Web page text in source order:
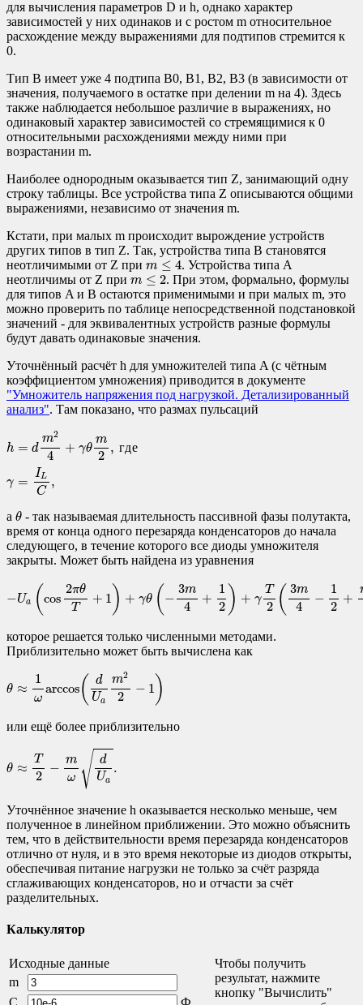
для вычисления параметров D и h, однако характер
зависимостей у них одинаков и с ростом m относительное
расхождение между выражениями для подтипов стремится к
0.
Тип B имеет уже 4 подтипа B0, B1, B2, B3 (в зависимости от
значения, получаемого в остатке при делении m на 4). Здесь
также наблюдается небольшое различие в выражениях, но
одинаковый характер зависимостей со стремящимися к 0
относительными расхождениями между ними при
возрастании m.
Наиболее однородным оказывается тип Z, занимающий одну
строку таблицы. Все устройства типа Z описываются общими
выражениями, независимо от значения m.
Кстати, при малых m происходит вырождение устройств
других типов в тип Z. Так, устройства типа B становятся
неотличимыми от Z при m ≤ 4
m≤4
. Устройства типа A
неотличимы от Z при m ≤ 2
m≤2
. При этом, формально, формулы
для типов A и B остаются применимыми и при малых m, это
можно проверить по таблице непосредственной подстановкой
значений - для эквивалентных устройств разные формулы
будут давать одинаковые значения.
Уточнённый расчёт h для умножителей типа A (с чётным
коэффициентом умножения) приводится в документе
"Умножитель напряжения под нагрузкой. Детализированный
анализ". Там показано, что размах пульсаций
h = d
m2
4
+ γθ
m
2
, где
γ = IL
C
,
а θ
θ - так называемая длительность пассивной фазы полутакта,
время от конца одного перезаряда конденсаторов до начала
следующего, в течение которого все диоды умножителя
закрыты. Может быть найдена из уравнения
−Ua ( cos
2πθ
T
+ 1 ) + γθ ( −
3m
4
+
1
2 ) + γ
T
2 ( 3m
4
−
1
2
+
− Ua 2 +γ − 12) 3m 4 −1 2
которое решается только численными методами.
Приблизительно может быть вычислена как
θ ≈
1
ω
arccos(
d
Ua
m2
2
− 1 )
1 (d U 22
или ещё более приблизительно
θ ≈
T
2
− m
ω √ d
Ua
.
Ua.
Уточнённое значение h оказывается несколько меньше, чем
полученное в линейном приближении. Это можно объяснить
тем, что в действительности время перезаряда конденсаторов
отлично от нуля, и в это время некоторые из диодов открыты,
обеспечивая питание нагрузки не только за счёт разряда
сглаживающих конденсаторов, но и отчасти за счёт
разделительных.
Калькулятор
Исходные данные
Чтобы получить
результат, нажмите
кнопку "Вычислить"
m